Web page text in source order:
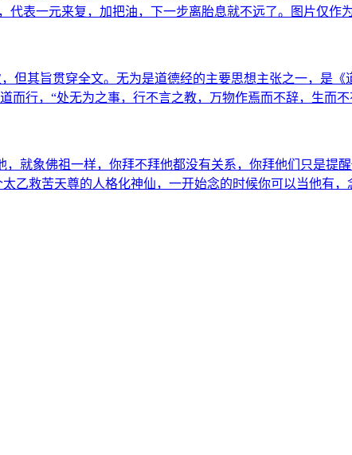
代表一元来复，加把油，下一步离胎息就不远了。图片仅作
但其旨贯穿全文。无为是道德经的主要思想主张之一，是
而行，“处无为之事，行不言之教，万物作焉而不辞，生而
就象佛祖一样，你拜不拜他都没有关系，你拜他们只是提
乙救苦天尊的人格化神仙，一开始念的时候你可以当他有，